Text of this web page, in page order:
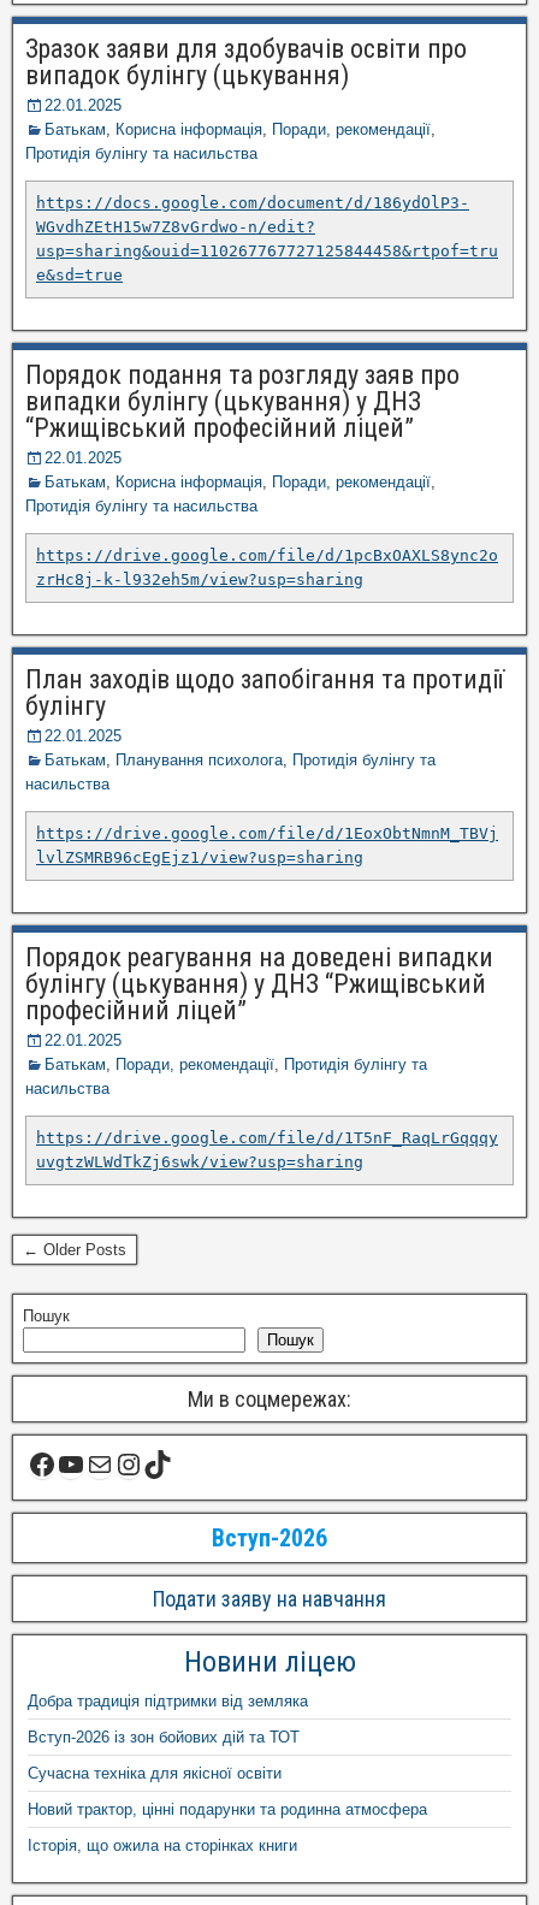
Зразок заяви для здобувачів освіти про
випадок булінгу (цькування)
22.01.2025
Батькам
Корисна інформація Поради, рекомендації
Протидія булінгу та насильства
https://docs.google.com/document/d/186ydOlP3-
WGvdhZEtH15w7Z8vGrdwo-n/edit?
usp=sharing&ouid=110267767727125844458&rtpof=tru
e&sd=true
Порядок подання та розгляду заяв про
випадки булінгу (цькування) у ДНЗ
“Ржищівський професійний ліцей”
22.01.2025
Батькам
Корисна інформація Поради, рекомендації
Протидія булінгу та насильства
https://drive.google.com/file/d/1pcBxOAXLS8ync2o
zrHc8j-k-l932eh5m/view?usp=sharing
План заходів щодо запобігання та протидії
булінгу
22.01.2025
Батькам
Планування психолога Протидія булінгу та
насильства
https://drive.google.com/file/d/1EoxObtNmnM_TBVj
lvlZSMRB96cEgEjz1/view?usp=sharing
Порядок реагування на доведені випадки
булінгу (цькування) у ДНЗ “Ржищівський
професійний ліцей”
22.01.2025
Батькам
Поради, рекомендації Протидія булінгу та
насильства
https://drive.google.com/file/d/1T5nF_RaqLrGqqqy
uvgtzWLWdTkZj6swk/view?usp=sharing
← Older Posts
Пошук
Пошук
Ми в соцмережах:
Вступ-2026
Подати заяву на навчання
Новини ліцею
Добра традиція підтримки від земляка
Вступ-2026 із зон бойових дій та ТОТ
Сучасна техніка для якісної освіти
Новий трактор, цінні подарунки та родинна атмосфера
Історія, що ожила на сторінках книги